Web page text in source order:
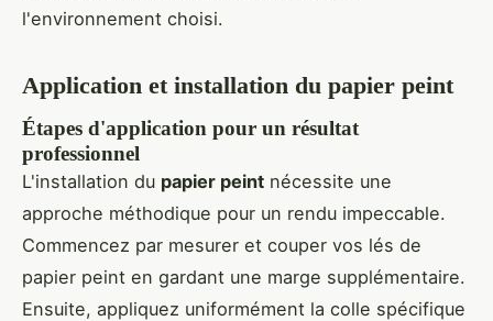
l'environnement choisi.
Application et installation du papier peint
Étapes d'application pour un résultat
professionnel
L'installation du papier peint nécessite une
approche méthodique pour un rendu impeccable.
Commencez par mesurer et couper vos lés de
papier peint en gardant une marge supplémentaire.
Ensuite, appliquez uniformément la colle spécifique